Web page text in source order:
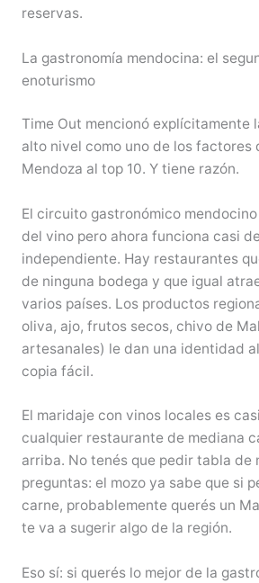
reservas.
La gastronomía mendocina: el
enoturismo
Time Out mencionó explícitamente
alto nivel como uno de los factores
Mendoza al top 10. Y tiene razón.
El circuito gastronómico
del vino pero ahora funciona casi
independiente. Hay restaurantes
de ninguna bodega y que igual
varios países. Los productos
oliva, ajo, frutos secos, chivo de
artesanales) le dan una identidad
copia fácil.
El maridaje con vinos locales es
cualquier restaurante de mediana
arriba. No tenés que pedir tabla de
preguntas: el mozo ya sabe que si
carne, probablemente querés un
te va a sugerir algo de la región.
Eso sí: si querés lo mejor de la